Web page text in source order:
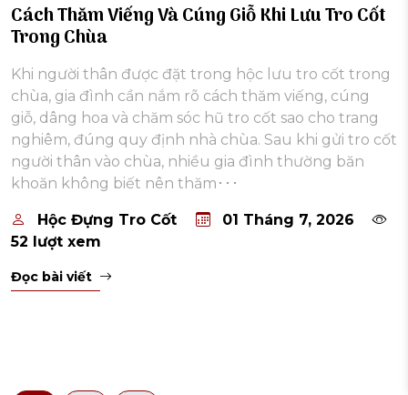
Cách Thăm Viếng Và Cúng Giỗ Khi Lưu Tro Cốt
Trong Chùa
Khi người thân được đặt trong hộc lưu tro cốt trong
chùa, gia đình cần nắm rõ cách thăm viếng, cúng
giỗ, dâng hoa và chăm sóc hũ tro cốt sao cho trang
nghiêm, đúng quy định nhà chùa. Sau khi gửi tro cốt
người thân vào chùa, nhiều gia đình thường băn
khoăn không biết nên thăm･･･
Hộc Đựng Tro Cốt
01 Tháng 7, 2026
52 lượt xem
Đọc bài viết